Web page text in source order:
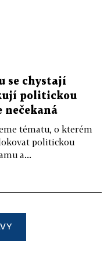
se chystají
politickou
nečekaná
tématu, o kterém
politickou
a...